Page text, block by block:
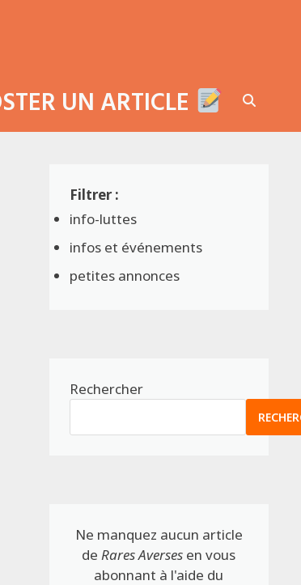
UN ARTICLE
info-luttes
infos et événements
petites annonces
Rechercher
Ne manquez aucun article
deRares Averses en vous
abonnant à l'aide du